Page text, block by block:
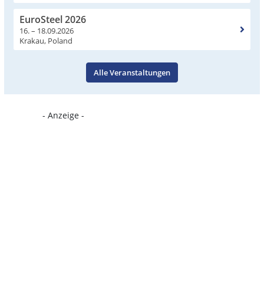
EuroSteel 2026
16. – 18.09.2026
Krakau, Poland
Alle Veranstaltungen
- Anzeige -